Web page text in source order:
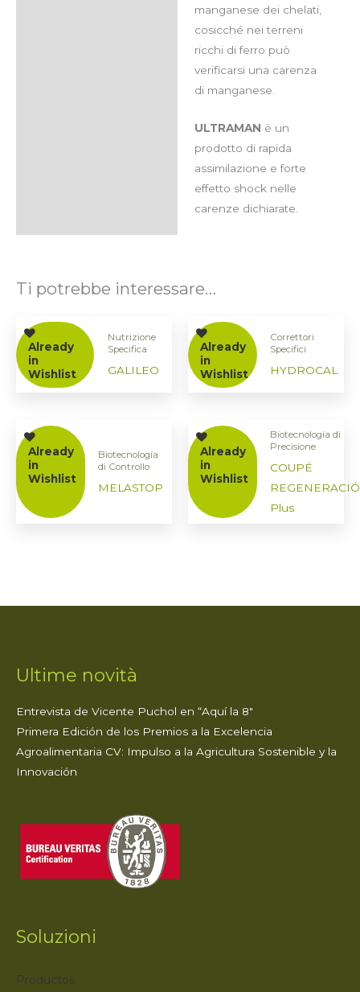
manganese dei chelati,
cosicché nei terreni
ricchi di ferro può
verificarsi una carenza
di manganese.
ULTRAMAN è un
prodotto di rapida
assimilazione e forte
effetto shock nelle
carenze dichiarate.
Ti potrebbe interessare…
Already
in
Wishlist
Nutrizione
Specifica
GALILEO
Already
in
Wishlist
Correttori
Specifici
HYDROCAL
Already
in
Wishlist
Biotecnología
di Controllo
MELASTOP
Already
in
Wishlist
Biotecnologia di
Precisione
COUPÉ
Plus
Ultime novità
Entrevista de Vicente Puchol en “Aquí la 8″
Primera Edición de los Premios a la Excelencia
Agroalimentaria CV: Impulso a la Agricultura Sostenible y la
Innovación
Soluzioni
Productos